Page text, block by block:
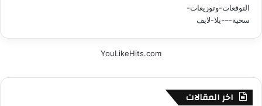
YouLikeHits.com
اخر المقالات